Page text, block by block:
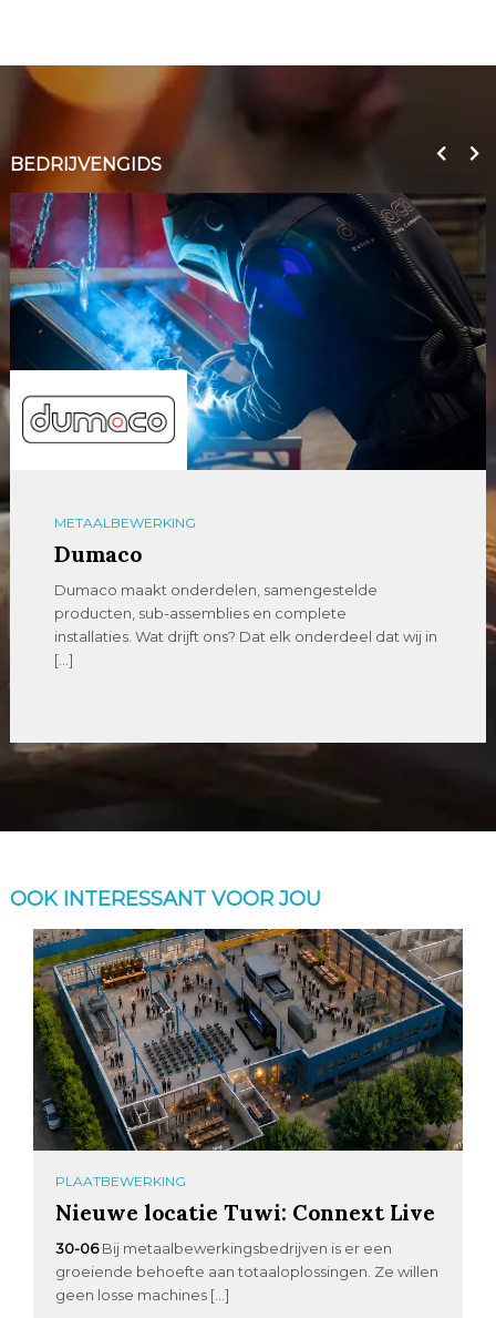
BEDRIJVENGIDS
METAALBEWERKING
Dumaco
Dumaco maakt onderdelen, samengestelde
producten, sub-assemblies en complete
installaties. Wat drijft ons? Dat elk onderdeel dat wij in
[…]
OOK INTERESSANT VOOR JOU
PLAATBEWERKING
Nieuwe locatie Tuwi: Connext Live
30-06 Bij metaalbewerkingsbedrijven is er een
groeiende behoefte aan totaaloplossingen. Ze willen
geen losse machines […]